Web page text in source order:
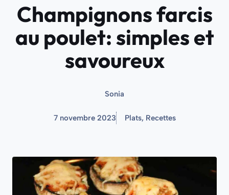
Champignons farcis
au poulet: simples et
savoureux
Sonia
7 novembre 2023 Plats, Recettes